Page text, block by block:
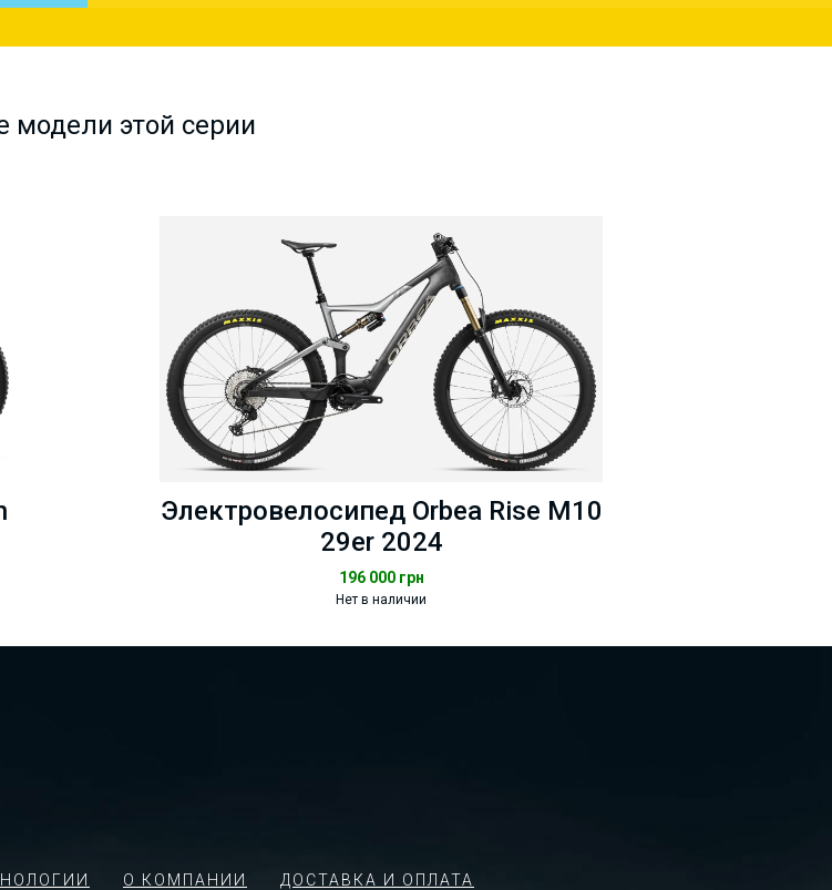
модели этой серии
Электровелосипед Orbea Rise M10
29er 2024
196 000 грн
Нет в наличии
О КОМПАНИИ
ДОСТАВКА И ОПЛАТА